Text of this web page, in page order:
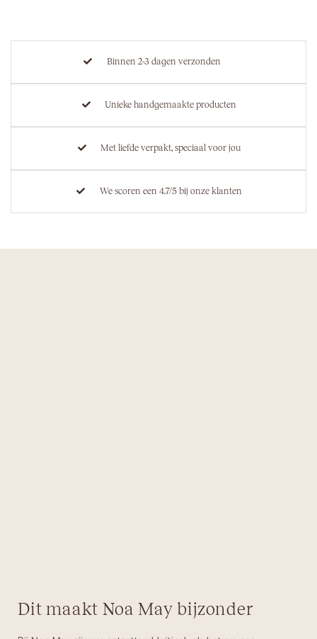
Binnen 2-3 dagen verzonden
Unieke handgemaakte producten
Met liefde verpakt, speciaal voor jou
We scoren een 4.7/5 bij onze klanten
Dit maakt Noa May bijzonder